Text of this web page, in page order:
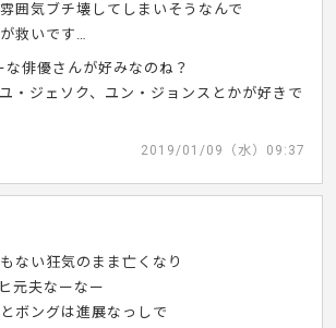
囲気ブチ壊してしまいそうなんで
救いです…
俳優さんが好みなのね？
・ジェソク、ユン・ジョンスとかが好きで
2019/01/09（水）09:37
ない狂気のまま亡くなり
元夫なーなー
ボングは進展なっしで